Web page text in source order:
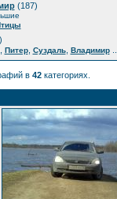
(187)
Питер, Суздаль, Владимир
в 42категориях.